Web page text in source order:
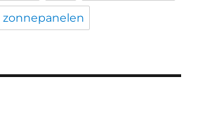
zonnepanelen